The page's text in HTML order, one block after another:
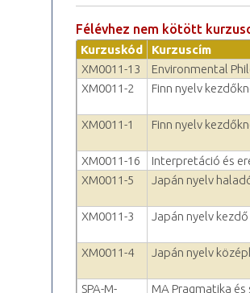
Félévhez nem kötött
Kurzuskód Kurzuscím
XM0011-13
Environmental
XM0011-2
Finn nyelv
XM0011-1
Finn nyelv
XM0011-16
Interpretáció és
XM0011-5
Japán nyelv
XM0011-3
Japán nyelv kezdő
XM0011-4
Japán nyelv
SPA-M-
MA Pragmatika